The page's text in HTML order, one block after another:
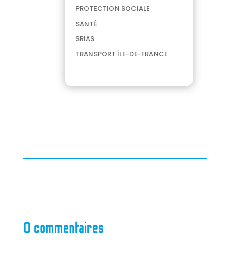
PROTECTION SOCIALE
SANTÉ
SRIAS
TRANSPORT ÎLE-DE-FRANCE
0 commentaires